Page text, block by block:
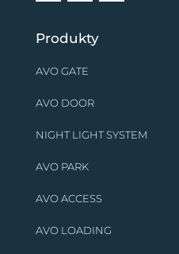
Produkty
AVO GATE
AVO DOOR
NIGHT LIGHT SYSTEM
AVO PARK
AVO ACCESS
AVO LOADING